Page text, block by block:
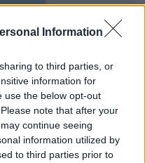
Information
to third parties, or
information for
use the below opt-out
note that after your
continue seeing
information utilized by
to third parties prior to